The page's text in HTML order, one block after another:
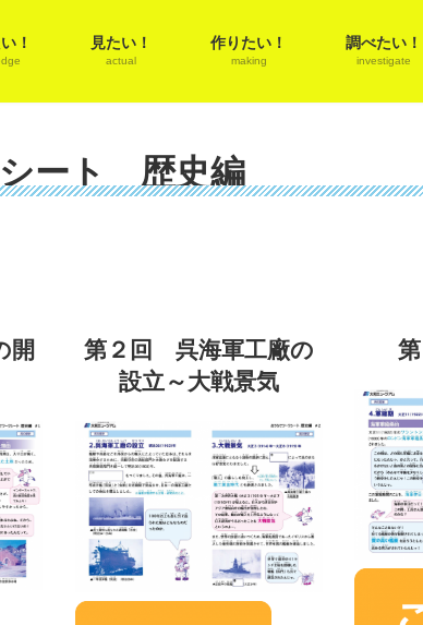
！ 見たい！
actual
作りたい！
making
調べたい！
investigate
ート 歴史編
開
第２回 呉海軍工廠の
設立～大戦景気